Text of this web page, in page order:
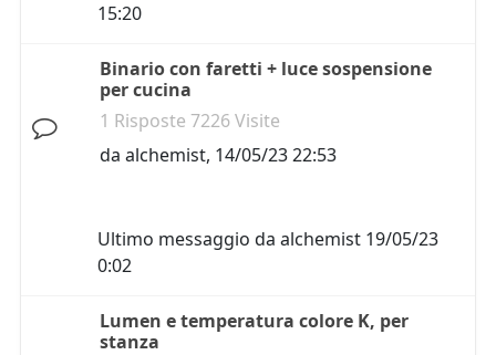
15:20
Binario con faretti + luce sospensione
per cucina
1 Risposte 7226 Visite
da alchemist, 14/05/23 22:53
Ultimo messaggio da alchemist 19/05/23
0:02
Lumen e temperatura colore K, per
stanza